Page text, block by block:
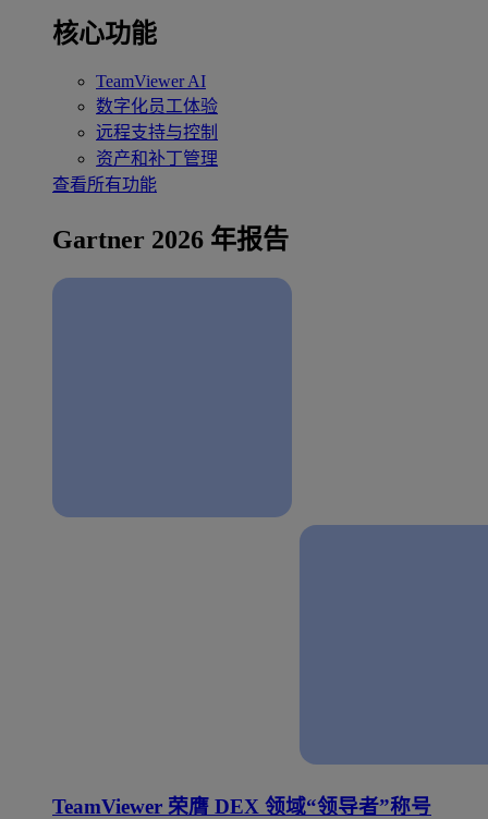
核心功能
TeamViewer AI
数字化员工体验
远程支持与控制
资产和补丁管理
查看所有功能
Gartner 2026 年报告
TeamViewer 荣膺 DEX 领域“领导者”称号